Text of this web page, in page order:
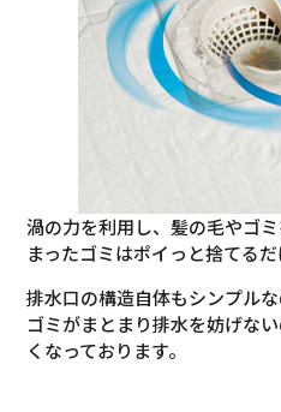
渦の力を利用し、髪の毛やゴ
まったゴミはポイっと捨てるだ
排水口の構造自体もシンプル
ゴミがまとまり排水を妨げな
くなっております。